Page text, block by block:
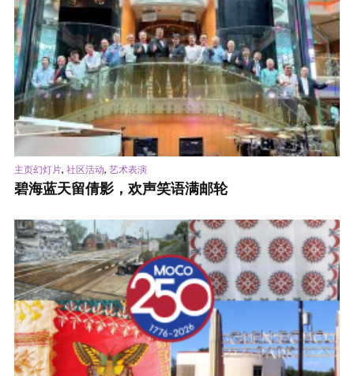
主页幻灯片, 社区活动, 艺术表演
碧海蓝天留倩影，欢声笑语满邮轮